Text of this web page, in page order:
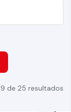
de 25 resultados